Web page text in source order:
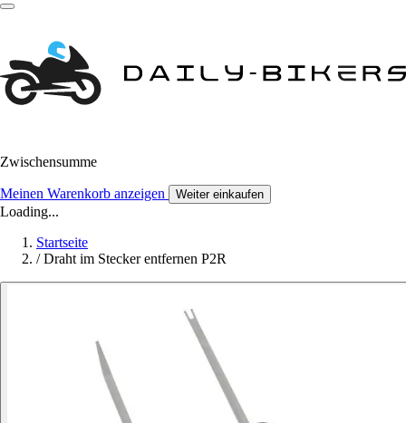
Zwischensumme
Meinen Warenkorb anzeigen Weiter einkaufen
Loading...
Startseite
/ Draht im Stecker entfernen P2R